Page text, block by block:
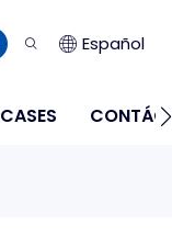
Español
CASES